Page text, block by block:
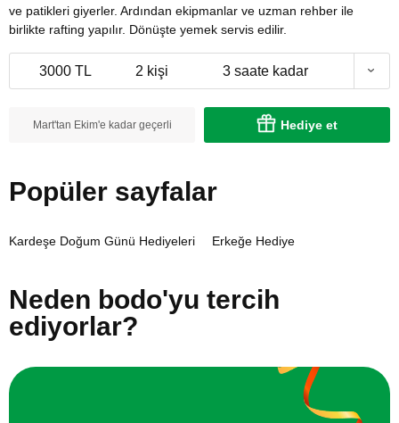
ve patikleri giyerler. Ardından ekipmanlar ve uzman rehber ile
birlikte rafting yapılır. Dönüşte yemek servis edilir.
3000 TL 2 kişi 3 saate kadar
Mart'tan Ekim'e kadar geçerli Hediye et
Popüler sayfalar
Kardeşe Doğum Günü Hediyeleri Erkeğe Hediye
Neden bodo'yu tercih
ediyorlar?